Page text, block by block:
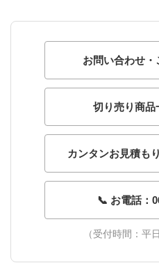
お問い合わせ・
切り売り商品
カンタンお見積も
📞 お電話：
（受付時間：平